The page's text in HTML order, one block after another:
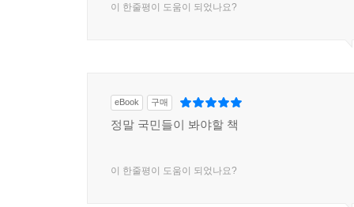
이 한줄평이 도움이 되었나요?
eBook 구매
정말 국민들이 봐야할 책
이 한줄평이 도움이 되었나요?